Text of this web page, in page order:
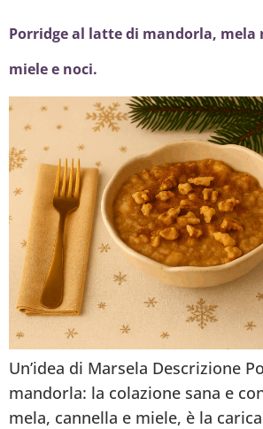
Porridge al latte di mandorla, mela
miele e noci.
Un’idea di Marsela Descrizione
mandorla: la colazione sana e
mela, cannella e miele, è la